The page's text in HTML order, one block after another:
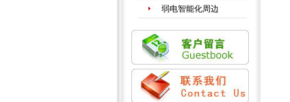
弱电智能化周边